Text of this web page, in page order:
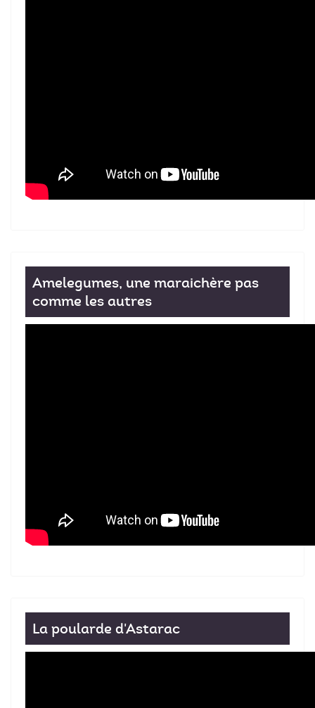
Amelegumes, une maraichère pas
comme les autres
La poularde d'Astarac